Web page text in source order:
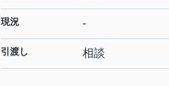
現況 -
引渡し 相談